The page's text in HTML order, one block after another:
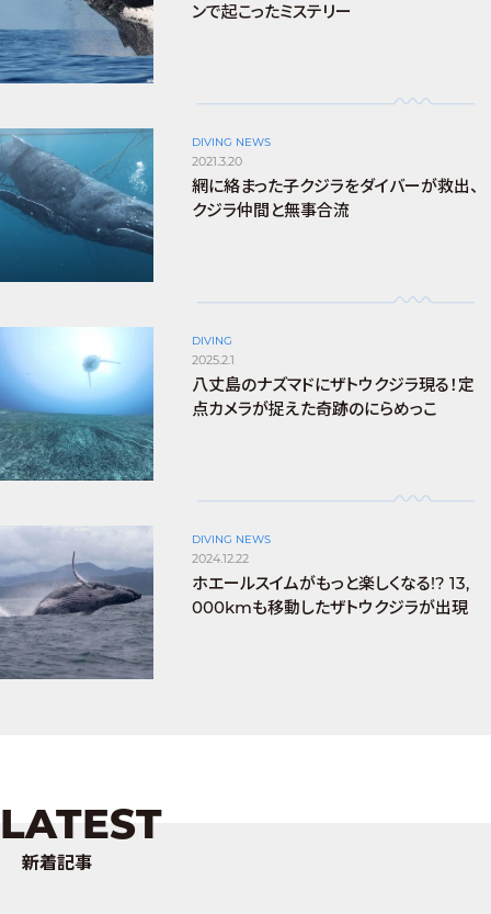
ンで起こったミステリー
DIVING NEWS
2021.3.20
網に絡まった子クジラをダイバーが救出、
クジラ仲間と無事合流
DIVING
2025.2.1
八丈島のナズマドにザトウクジラ現る！定
点カメラが捉えた奇跡のにらめっこ
DIVING NEWS
2024.12.22
ホエールスイムがもっと楽しくなる!? 13,
000kmも移動したザトウクジラが出現
LATEST
新着記事